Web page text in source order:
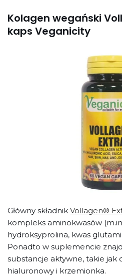
Kolagen wegański
kaps Veganicity
Główny składnik Vollagen®
kompleks aminokwasów
hydroksyprolina, kwas
Ponadto w suplemencie
substancje aktywne, takie jak
hialuronowy i krzemionka.